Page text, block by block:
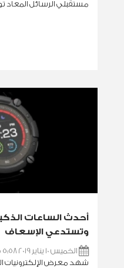
مستقبلي الرسائل المعاد
أحدث الساعات
وتستدعي الإسعاف
الخميس 10 يناير 2019 5:58 م